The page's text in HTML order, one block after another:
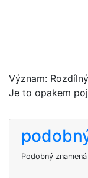
Význam:
Je to opakem
Podobný